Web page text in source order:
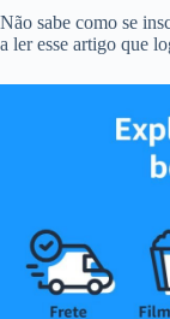
Não sabe como se
a ler esse artigo que